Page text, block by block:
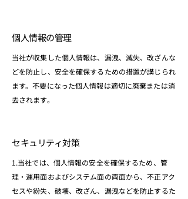
個人情報の管理
当社が収集した個人情報は、漏洩、滅失、改ざんな
どを防止し、安全を確保するための措置が講じられ
ます。不要になった個人情報は適切に廃棄または消
去されます。
セキュリティ対策
1.当社では、個人情報の安全を確保するため、管
理・運用面およびシステム面の両面から、不正アク
セスや紛失、破壊、改ざん、漏洩などを防止するた